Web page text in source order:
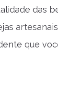
das
que